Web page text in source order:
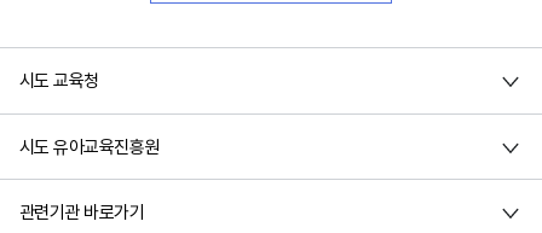
시도 교육청
시도 유아교육진흥원
관련기관 바로가기